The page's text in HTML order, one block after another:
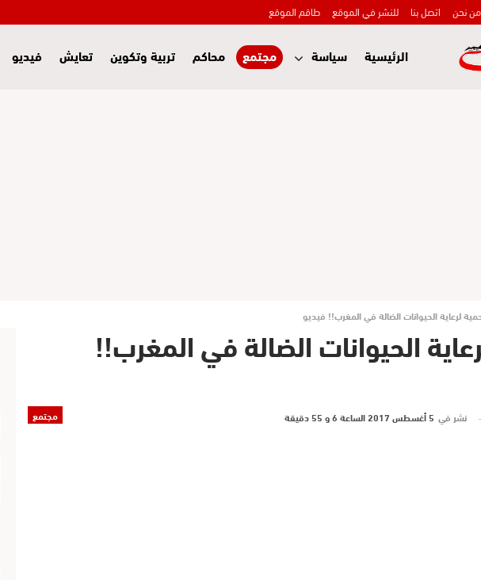
من نحن اتصل بنا للنشر في الموقع طاقم الموقع
الرئيسية سياسة مجتمع محاكم تربية وتكوين تعايش فيديو
لرعاية الحيوانات الضالة في المغرب!! فيديو
الحيوانات الضالة في المغرب!!
مجتمع نشر في 5 أغسطس 2017 الساعة 6 و 55 دقيقة